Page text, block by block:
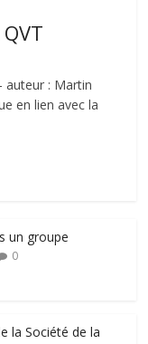
auteur : Martin
en lien avec la
un groupe
0
la Société de la